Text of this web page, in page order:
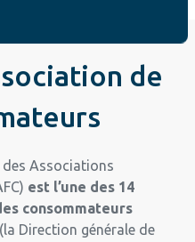
de
Associations
est l’une des 14
consommateurs
(la Direction générale de